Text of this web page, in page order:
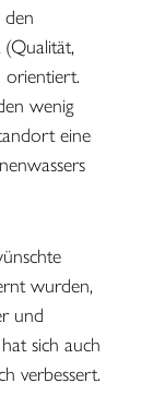
orientiert.
wenig
eine
wurden,
und
sich auch
verbessert.